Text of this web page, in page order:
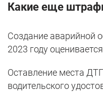
Какие еще
Создание аварийной
2023 году
Оставление места
водительского